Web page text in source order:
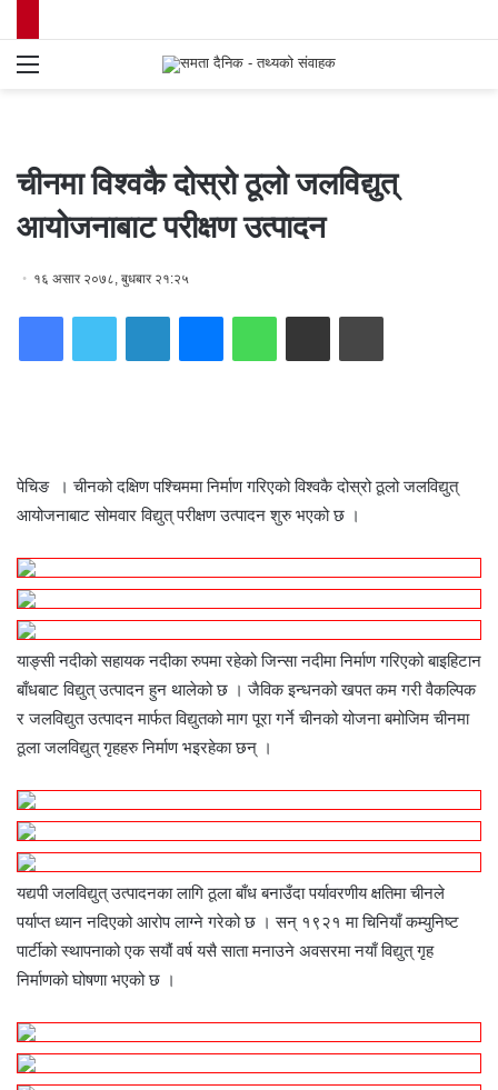
चीनमा विश्वकै दोस्रो ठूलो जलविद्युत्
आयोजनाबाट परीक्षण उत्पादन
१६ असार २०७८, बुधबार २१:२५
पेचिङ । चीनको दक्षिण पश्चिममा निर्माण गरिएको विश्वकै दोस्रो ठूलो जलविद्युत्
आयोजनाबाट सोमवार विद्युत् परीक्षण उत्पादन शुरु भएको छ ।
याङ्सी नदीको सहायक नदीका रुपमा रहेको जिन्सा नदीमा निर्माण गरिएको बाइहिटान
बाँधबाट विद्युत् उत्पादन हुन थालेको छ । जैविक इन्धनको खपत कम गरी वैकल्पिक
र जलविद्युत उत्पादन मार्फत विद्युतको माग पूरा गर्ने चीनको योजना बमोजिम चीनमा
ठूला जलविद्युत् गृहहरु निर्माण भइरहेका छन् ।
यद्यपी जलविद्युत् उत्पादनका लागि ठूला बाँध बनाउँदा पर्यावरणीय क्षतिमा चीनले
पर्याप्त ध्यान नदिएको आरोप लाग्ने गरेको छ । सन् १९२१ मा चिनियाँ कम्युनिष्ट
पार्टीको स्थापनाको एक सयौं वर्ष यसै साता मनाउने अवसरमा नयाँ विद्युत् गृह
निर्माणको घोषणा भएको छ ।